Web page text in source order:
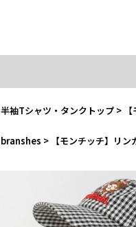
半袖Tシャツ・タンクトップ >
branshes > 【モンチッチ】リ